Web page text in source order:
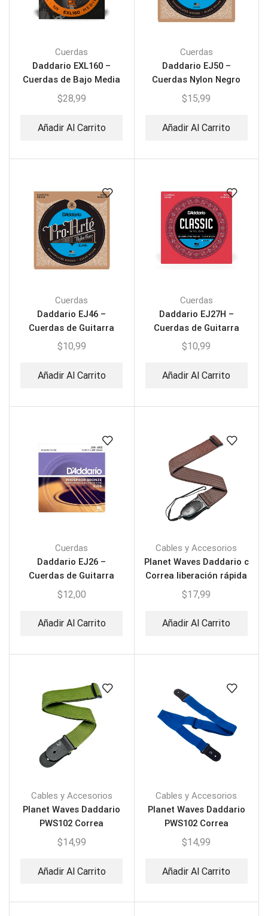
Cuerdas
Daddario EXL160 –
Cuerdas de Bajo Media
Tensión
$28,99
Añadir Al Carrito
Cuerdas
Daddario EJ50 –
Cuerdas Nylon Negro
para Guitarra
$15,99
Añadir Al Carrito
Cuerdas
Daddario EJ46 –
Cuerdas de Guitarra
Acústica
$10,99
Añadir Al Carrito
Cuerdas
Daddario EJ27H –
Cuerdas de Guitarra
Acústica
$10,99
Añadir Al Carrito
Cuerdas
Daddario EJ26 –
Cuerdas de Guitarra
Acústica
$12,00
Añadir Al Carrito
Cables y Accesorios
Planet Waves Daddario c
Correa liberación rápida
$17,99
Añadir Al Carrito
Cables y Accesorios
Planet Waves Daddario
PWS102 Correa
Polipropileno
$14,99
Añadir Al Carrito
Cables y Accesorios
Planet Waves Daddario
PWS102 Correa
Polipropileno
$14,99
Añadir Al Carrito